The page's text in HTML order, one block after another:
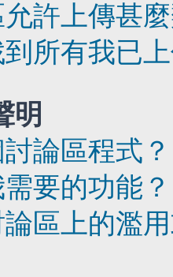
許上傳甚
所有我已
明
論區程式？
要的功能？
區上的濫